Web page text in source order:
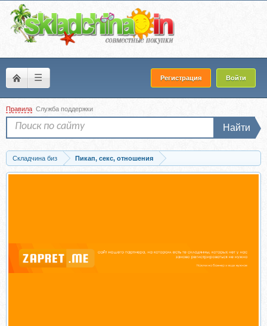
☰ Регистрация Войти
Правила Служба поддержки
Найти
Складчина биз
Пикап, секс, отношения
Скачать Идеальное свидание (Александр Косоруков)